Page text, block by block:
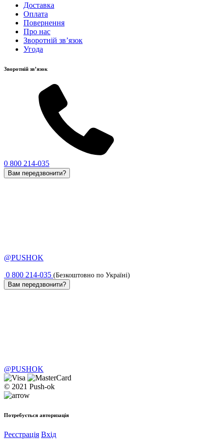
Доставка
Оплата
Повернення
Про нас
Зворотній зв’язок
Угода
Зворотній зв’язок
0 800 214-035
Вам передзвонити?
@PUSHOK
0 800 214-035 (Безкоштовно по Україні)
Вам передзвонити?
@PUSHOK
© 2021 Push-ok
Потребується авторизація
Реєстрація Вхід